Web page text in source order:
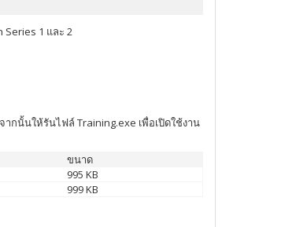
1 และ 2
กนั้นให้รันไฟล์ Training.exe เพื่อเปิดใช้งาน
ขนาด
995 KB
999 KB